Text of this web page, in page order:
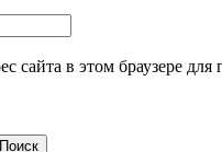
сайта в этом браузере